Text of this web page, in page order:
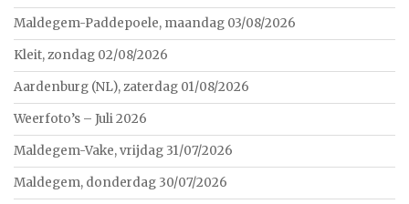
Maldegem-Paddepoele, maandag 03/08/2026
Kleit, zondag 02/08/2026
Aardenburg (NL), zaterdag 01/08/2026
Weerfoto’s – Juli 2026
Maldegem-Vake, vrijdag 31/07/2026
Maldegem, donderdag 30/07/2026